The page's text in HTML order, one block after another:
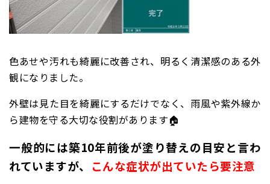
色あせや汚れも綺麗に改善され、明るく清潔感のある外
観になりました。
外壁は見た目を綺麗にするだけでなく、雨風や紫外線か
ら建物を守る大切な役割があります🏠
一般的には築10年前後が塗り替えの目安と言わ
れていますが、
こんな症状が出ていたら要注意